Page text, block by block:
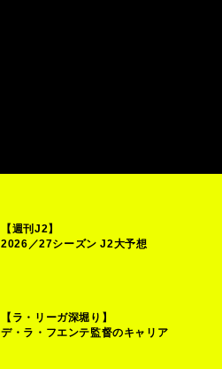
【週刊J2】
2026／27シーズン J2大予想
【ラ・リーガ深堀り】
デ・ラ・フエンテ監督のキャリア